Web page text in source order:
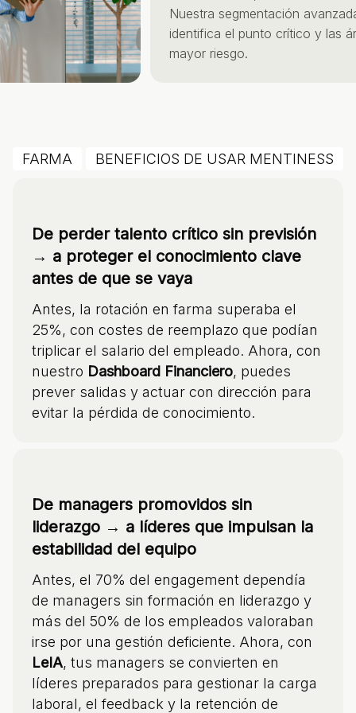
Nuestra segmentación avanzada
identifica el punto crítico y las
mayor riesgo.
FARMA BENEFICIOS DE USAR MENTINESS
De perder talento crítico sin previsión
→ a proteger el conocimiento clave
antes de que se vaya
Antes, la rotación en farma superaba el
25%, con costes de reemplazo que podían
triplicar el salario del empleado. Ahora, con
nuestro Dashboard Financiero, puedes
prever salidas y actuar con dirección para
evitar la pérdida de conocimiento.
De managers promovidos sin
liderazgo → a líderes que impulsan la
estabilidad del equipo
Antes, el 70% del engagement dependía
de managers sin formación en liderazgo y
más del 50% de los empleados valoraban
irse por una gestión deficiente. Ahora, con
LeIA, tus managers se convierten en
líderes preparados para gestionar la carga
laboral, el feedback y la retención de